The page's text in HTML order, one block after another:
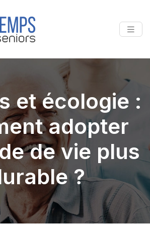
et écologie :
adopter
de vie plus
?